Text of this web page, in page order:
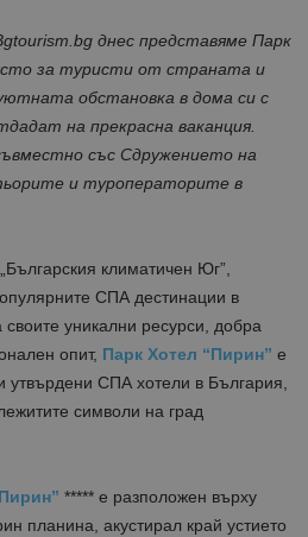
днес представяме Парк
за туристи от страната и
обстановка в дома си с
на прекрасна ваканция.
със Сдружението на
и туроператорите в
климатичен Юг”,
СПА дестинации в
уникални ресурси, добра
опит, Парк Хотел “Пирин” е
утвърдени СПА хотели в България,
символи на град
***** е разположен върху
планина, акустирал край устието